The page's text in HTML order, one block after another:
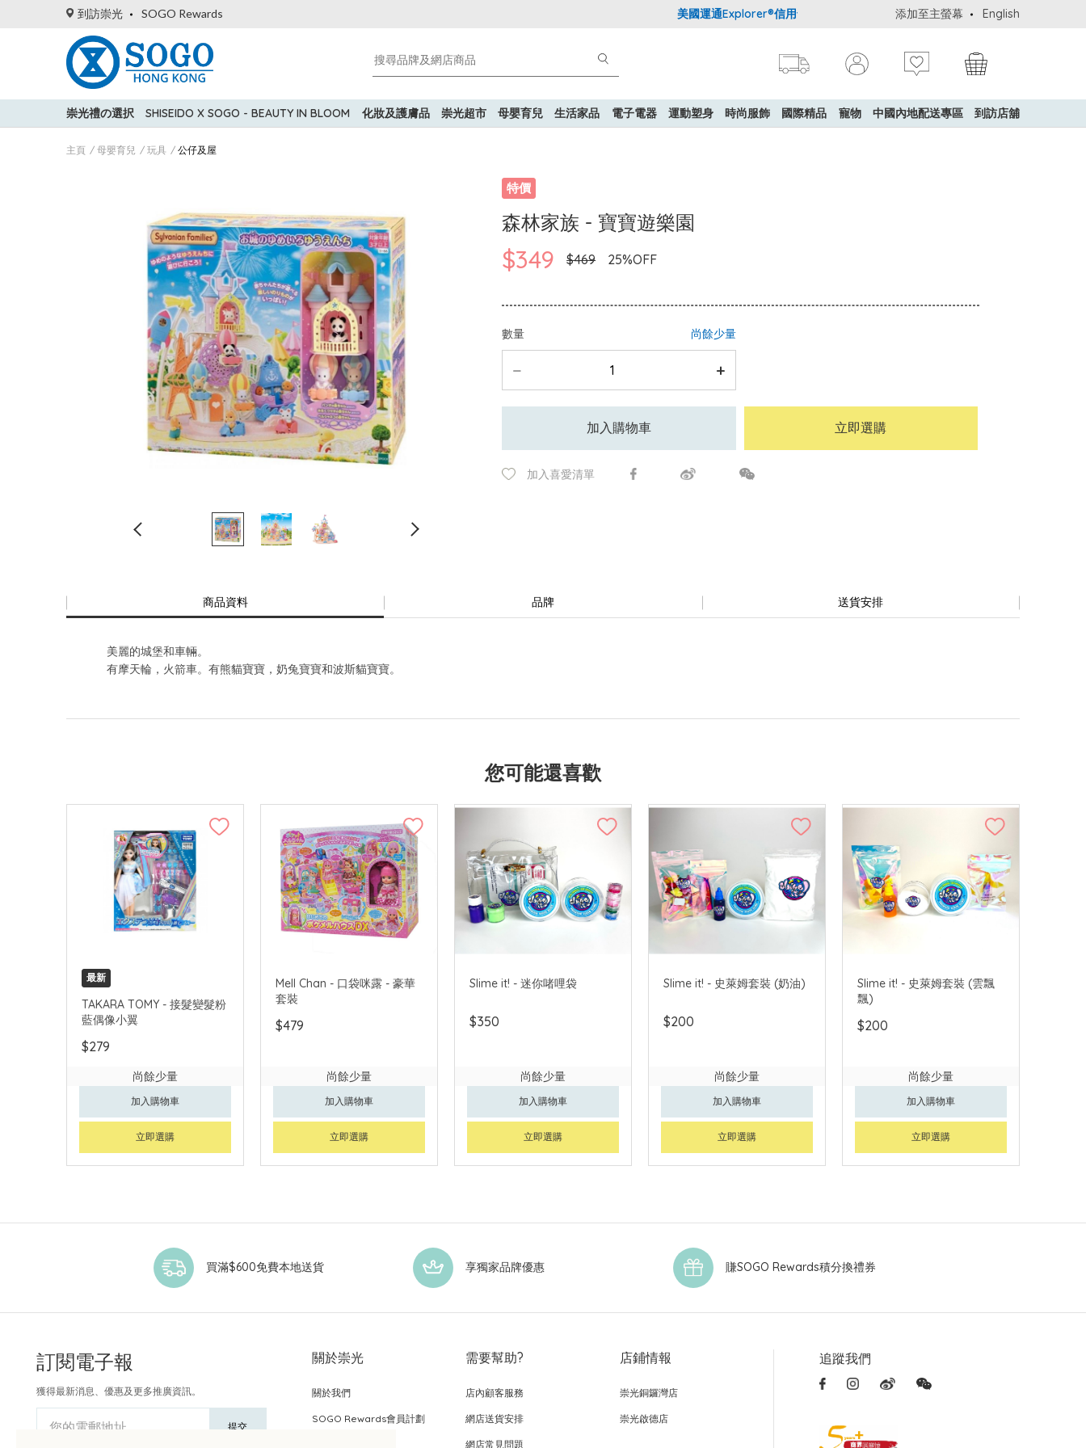
到訪崇光 SOGO Rewards 美國運通Explorer®信用卡會員購物禮遇：高達5%簽賬回贈！ 購買一般貨品(冷凍食
添加至主螢幕 English
崇光禮の選択 SHISEIDO X SOGO - BEAUTY IN BLOOM 化妝及護膚品 崇光超市 母嬰育兒 生活家品 電子電器 運動塑身 時尚服飾 國際精品 寵物 中國內地配送專區 到訪店舖
主頁 母嬰育兒 玩具 公仔及屋
特價
森林家族 - 寶寶遊樂園
$349 $469 25%OFF
數量 尚餘少量
加入購物車 立即選購
加入喜愛清單
商品資料 品牌 送貨安排
美麗的城堡和車輛。
有摩天輪，火箭車。有熊貓寶寶，奶兔寶寶和波斯貓寶寶。
您可能還喜歡
最新
TAKARA TOMY - 接髮變髮粉
藍偶像小翼
$279
尚餘少量
加入購物車
立即選購
Mell Chan - 口袋咪露 - 豪華
套裝
$479
尚餘少量
加入購物車
立即選購
Slime it! - 迷你啫哩袋
$350
尚餘少量
加入購物車
立即選購
Slime it! - 史萊姆套裝 (奶油)
$200
尚餘少量
加入購物車
立即選購
Slime it! - 史萊姆套裝 (雲飄
飄)
$200
尚餘少量
加入購物車
立即選購
買滿$600免費本地送貨 享獨家品牌優惠 賺SOGO Rewards積分換禮券
訂閱電子報
獲得最新消息、優惠及更多推廣資訊。
您的電郵地址 提交
關於崇光
關於我們
SOGO Rewards會員計劃
需要幫助?
店內顧客服務
網店送貨安排
網店常見問題
店鋪情報
崇光銅鑼灣店
崇光啟德店
追蹤我們